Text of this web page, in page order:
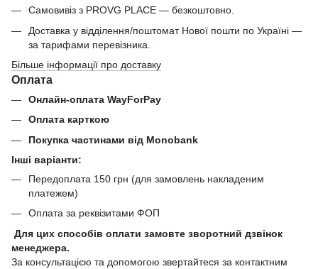
Самовивіз з PROVG PLACE — безкоштовно.
Доставка у відділення/поштомат Нової пошти по Україні —
за тарифами перевізника.
Більше інформації про доставку
Оплата
Онлайн-оплата WayForPay
Оплата карткою
Покупка частинами від Monobank
Інші варіанти:
Передоплата 150 грн (для замовлень накладеним
платежем)
Оплата за реквізитами ФОП
Для цих способів оплати замовте зворотний дзвінок
менеджера.
За консультацією та допомогою звертайтеся за контактним